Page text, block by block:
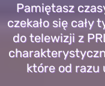
Pamiętasz
czekało się cały
do telewizji z
które od razu